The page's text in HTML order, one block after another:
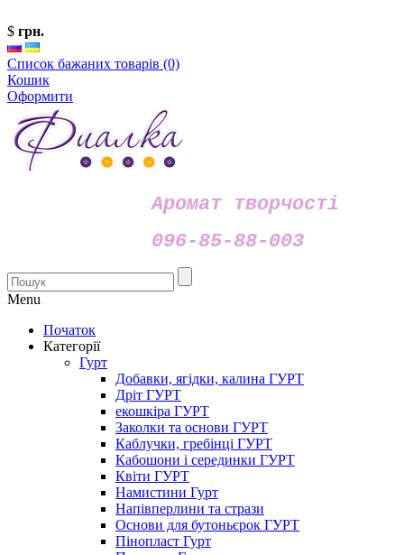
$ грн.
Список бажаних товарів (0)
Кошик
Оформити
Аромат творчості
096-85-88-003
Menu
Початок
Категорії
Гурт
Добавки, ягідки, калина ГУРТ
Дріт ГУРТ
екошкіра ГУРТ
Заколки та основи ГУРТ
Каблучки, гребінці ГУРТ
Кабошони і серединки ГУРТ
Квіти ГУРТ
Намистини Гурт
Напівперлини та стрази
Основи для бутоньєрок ГУРТ
Пінопласт Гурт